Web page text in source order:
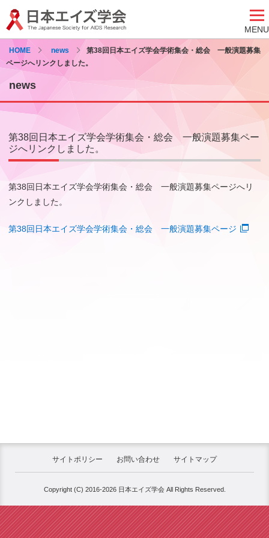
MENU
HOME news
第38回日本エイズ学会学術集会・総会 一般演題募集
ページへリンクしました。
news
第38回日本エイズ学会学術集会・総会 一般演題募集ペー
ジへリンクしました。
第38回日本エイズ学会学術集会・総会 一般演題募集ページへリ
ンクしました。
第38回日本エイズ学会学術集会・総会 一般演題募集ページ
サイトポリシー お問い合わせ サイトマップ
Copyright (C) 2016-2026 日本エイズ学会 All Rights Reserved.